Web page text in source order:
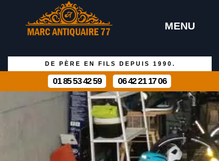
MENU
DE PÈRE EN FILS DEPUIS 1990.
01 85 53 42 59 06 42 21 17 06